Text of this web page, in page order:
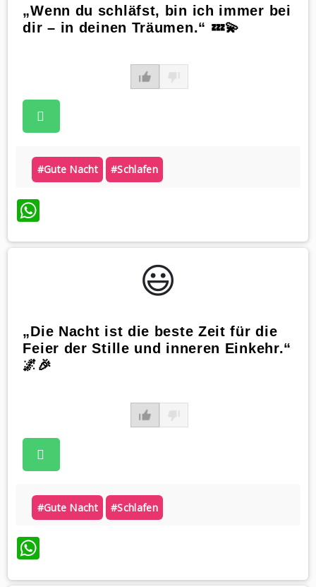
„Wenn du schläfst, bin ich immer bei
dir – in deinen Träumen.“ 💤💫
#gute Nacht #schlafen
WhatsApp
😃️
„Die Nacht ist die beste Zeit für die
Feier der Stille und inneren Einkehr.“
🌌🎉
#gute Nacht #schlafen
WhatsApp